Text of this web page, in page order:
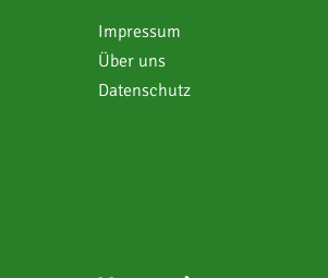
Impressum
Über uns
Datenschutz